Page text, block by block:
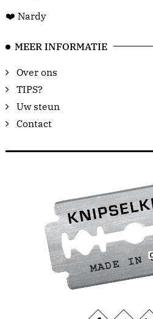
❤️ Nardy
MEER INFORMATIE
Over ons
TIPS?
Uw steun
Contact